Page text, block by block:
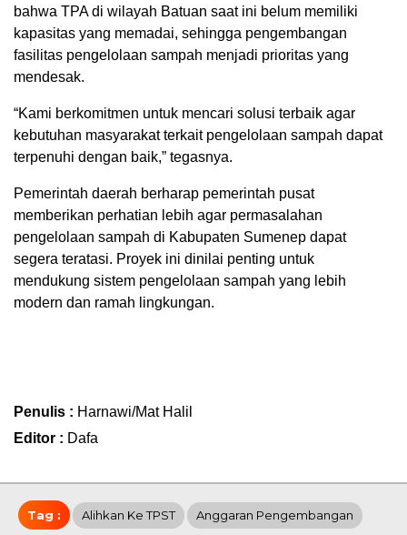
bahwa TPA di wilayah Batuan saat ini belum memiliki
kapasitas yang memadai, sehingga pengembangan
fasilitas pengelolaan sampah menjadi prioritas yang
mendesak.
“Kami berkomitmen untuk mencari solusi terbaik agar
kebutuhan masyarakat terkait pengelolaan sampah dapat
terpenuhi dengan baik,” tegasnya.
Pemerintah daerah berharap pemerintah pusat
memberikan perhatian lebih agar permasalahan
pengelolaan sampah di Kabupaten Sumenep dapat
segera teratasi. Proyek ini dinilai penting untuk
mendukung sistem pengelolaan sampah yang lebih
modern dan ramah lingkungan.
Penulis : Harnawi/Mat Halil
Editor : Dafa
Tag : Alihkan Ke TPST Anggaran Pengembangan